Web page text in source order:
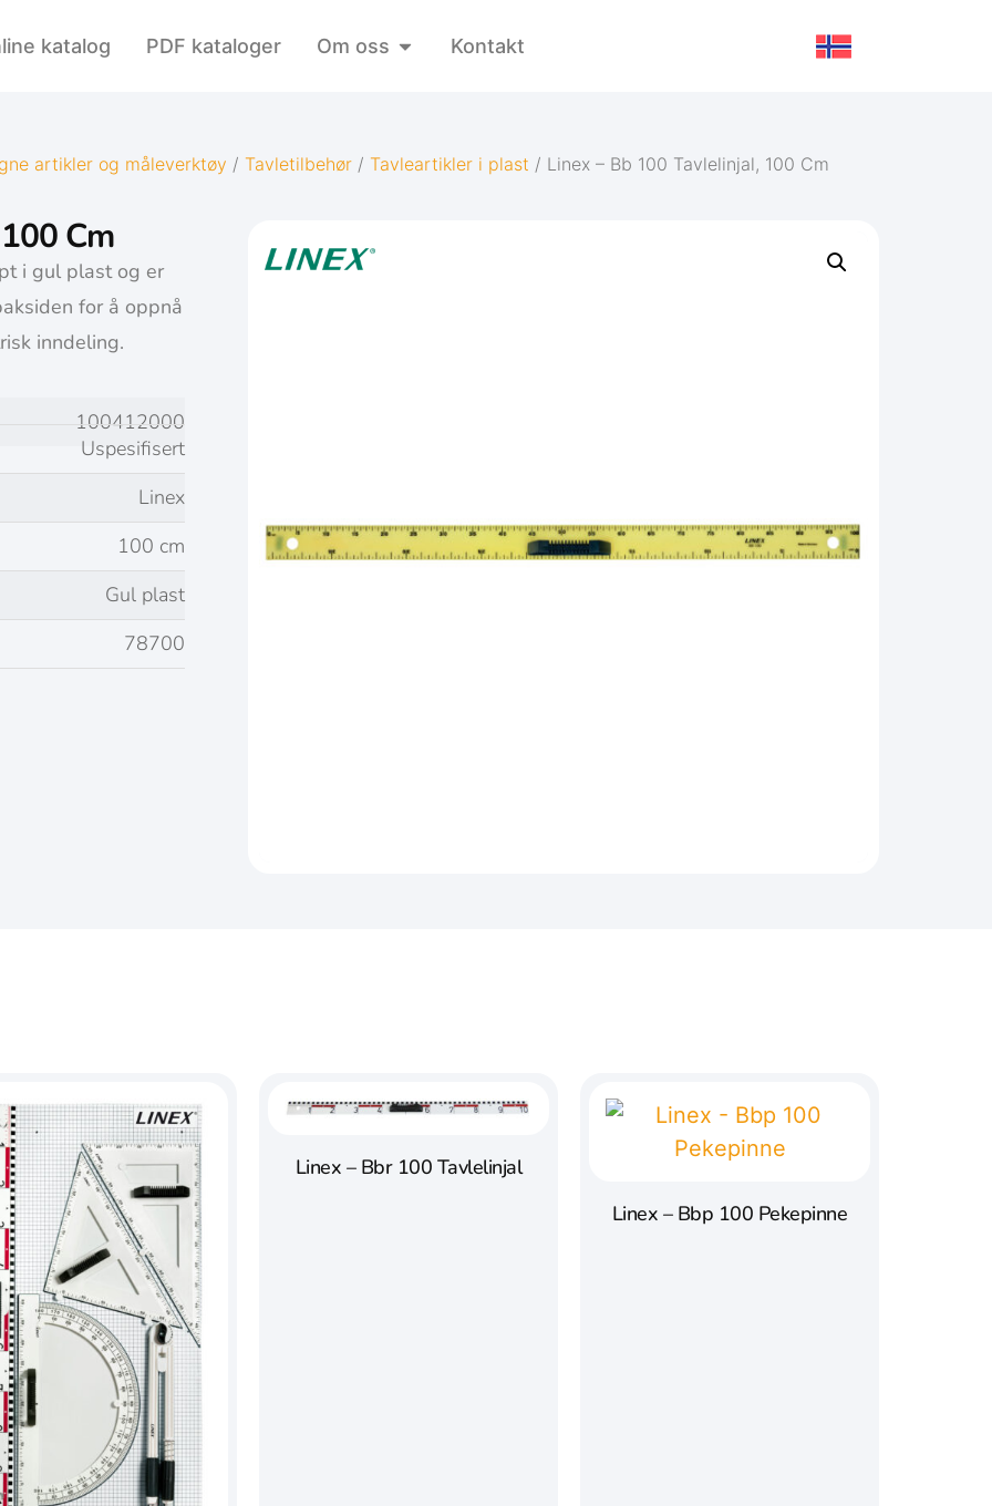
katalog PDF kataloger Om oss Kontakt
artikler og måleverktøy / Tavletilbehør / Tavleartikler i plast / Linex – Bb 100 Tavlelinjal, 100 Cm
Cm
i gul plast og er
for å oppnå
inndeling.
100412000
Uspesifisert
Linex
100 cm
Gul plast
78700
Linex – Bbr 100 Tavlelinjal
Linex – Bbp 100 Pekepinne